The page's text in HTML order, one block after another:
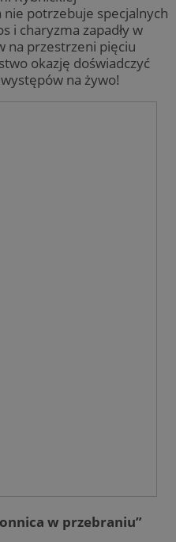
potrzebuje specjalnych
i charyzma zapadły w
na przestrzeni pięciu
okazję doświadczyć
na żywo!
w przebraniu”